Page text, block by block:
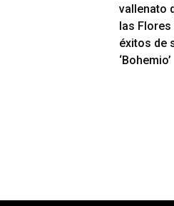
vallenato
las
éxitos de
‘Bohemio’